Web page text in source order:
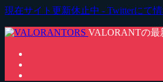
現在サイト更新休止中 - Twitterにて
VALORANTの最